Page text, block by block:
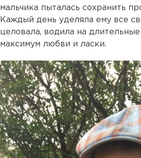
мальчика пыталась сохранить
Каждый день уделяла ему все
целовала, водила на
максимум любви и ласки.